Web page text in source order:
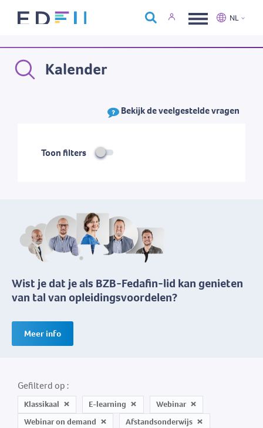
Over Edfin
NL
Bekijk de veelgestelde vragen
Kalender
Toon filters
Wist je dat je als BZB-Fedafin-lid kan genieten
van tal van opleidingsvoordelen?
Meer info
Gefilterd op
Klassikaal E-learning
Webinar
Webinar on demand
Afstandsonderwijs